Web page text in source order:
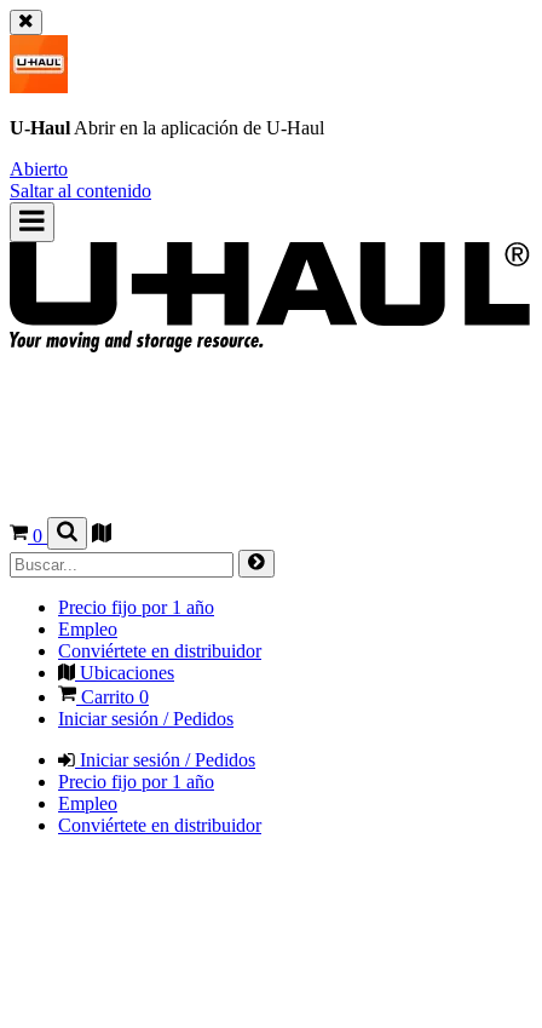
U-Haul Abrir en la aplicación de U-Haul
Abierto
Saltar al contenido
0
Precio fijo por 1 año
Empleo
Conviértete en distribuidor
Ubicaciones
Carrito 0
Iniciar sesión / Pedidos
Iniciar sesión / Pedidos
Precio fijo por 1 año
Empleo
Conviértete en distribuidor